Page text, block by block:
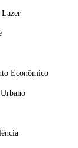
Econômico